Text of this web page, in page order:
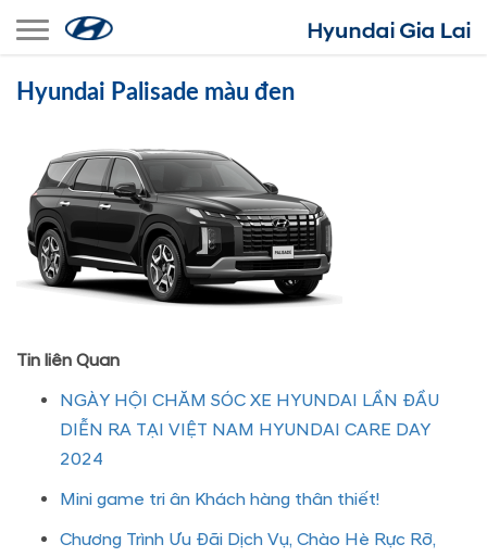
Toggle navigation
Hyundai Palisade màu đen
Tin liên Quan
NGÀY HỘI CHĂM SÓC XE HYUNDAI LẦN ĐẦU
DIỄN RA TẠI VIỆT NAM HYUNDAI CARE DAY
2024
Mini game tri ân Khách hàng thân thiết!
Chương Trình Ưu Đãi Dịch Vụ, Chào Hè Rực Rỡ,